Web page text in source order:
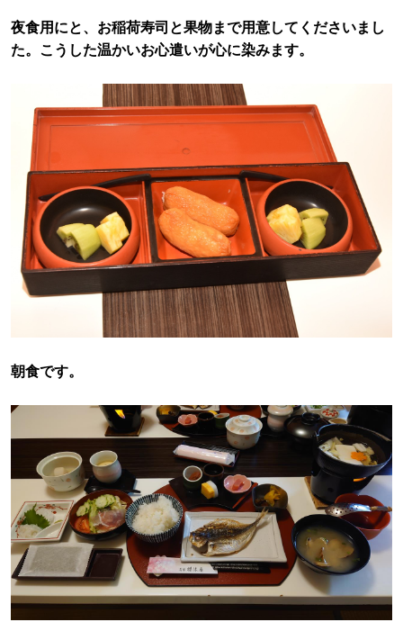
夜食用にと、お稲荷寿司と果物まで用意してくださいまし
た。こうした温かいお心遣いが心に染みます。
朝食です。